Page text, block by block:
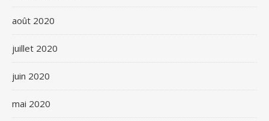
août 2020
juillet 2020
juin 2020
mai 2020